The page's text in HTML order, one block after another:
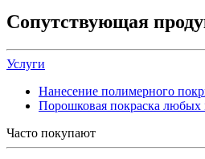
Сопутствующая
Услуги
Нанесение полимерного
Порошковая покраска любых
Часто покупают